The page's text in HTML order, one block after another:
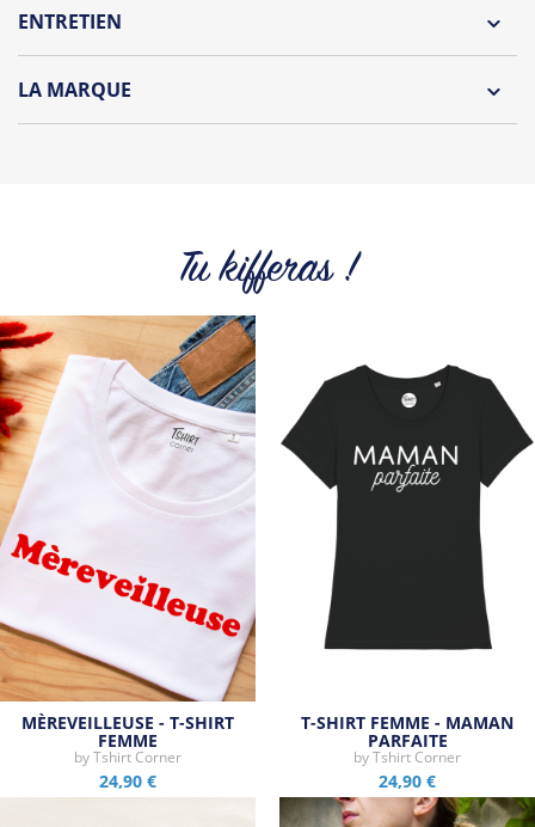
ENTRETIEN
LA MARQUE
Tu kifferas !
MÈREVEILLEUSE - T-SHIRT
FEMME
byTshirt Corner
24,90 €
T-SHIRT FEMME - MAMAN
PARFAITE
byTshirt Corner
24,90 €